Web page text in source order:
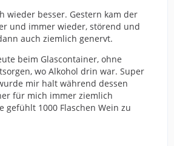
wieder besser. Gestern kam der
und immer wieder, störend und
auch ziemlich genervt.
beim Glascontainer, ohne
wo Alkohol drin war. Super
mir halt während dessen
für mich immer ziemlich
gefühlt 1000 Flaschen Wein zu